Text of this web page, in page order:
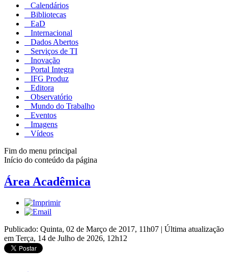
Calendários
Bibliotecas
EaD
Internacional
Dados Abertos
Serviços de TI
Inovação
Portal Integra
IFG Produz
Editora
Observatório
Mundo do Trabalho
Eventos
Imagens
Vídeos
Fim do menu principal
Início do conteúdo da página
Área Acadêmica
Publicado: Quinta, 02 de Março de 2017, 11h07 | Última atualização
em Terça, 14 de Julho de 2026, 12h12